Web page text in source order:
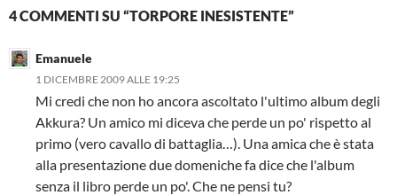
4 COMMENTI SU “TORPORE INESISTENTE”
Emanuele
1 DICEMBRE 2009 ALLE 19:25
Mi credi che non ho ancora ascoltato l'ultimo album degli
Akkura? Un amico mi diceva che perde un po' rispetto al
primo (vero cavallo di battaglia…). Una amica che è stata
alla presentazione due domeniche fa dice che l'album
senza il libro perde un po'. Che ne pensi tu?